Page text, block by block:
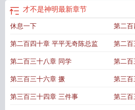
世刚开始就死掉了啦！”可爱女友是未来神明，
的事，不要啊！为了这一世能好好活到大结局
【灵气复苏】【日常文】【轻小说】【爽文】
子才不是魔神 不是神之子不是神明就是野兽
店长神明不是受不是神明胜似神明 才不是神
你是谁说的 你又不是神明 不是神是什么神不
的才不是神明全文免费阅读 可我不是神明不
才不是神明最新章节
休息一下 第二
第二百四十章 平平无奇陈总监 第二
第二百三十八章 同学 第二百
第三百三十六章 撅 第三
第三百三十四章 三件事 第三